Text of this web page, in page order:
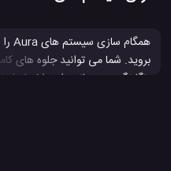
رنگارنگ همه جانبه را در اختیار